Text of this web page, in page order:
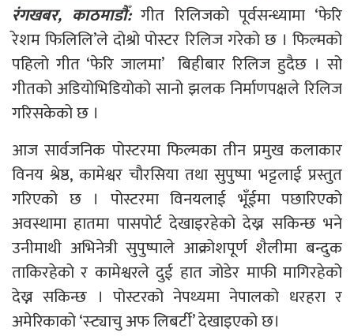
रंगखबर, काठमाडौँ:गीत रिलिजको पूर्वसन्ध्यामा ‘फेरि
रेशम फिलिलि’ले दोश्रो पोस्टर रिलिज गरेको छ । फिल्मको
पहिलो गीत ‘फेरि जालमा’ बिहीबार रिलिज हुदैछ । सो
गीतको अडियोभिडियोको सानो झलक निर्माणपक्षले रिलिज
गरिसकेको छ ।
आज सार्वजनिक पोस्टरमा फिल्मका तीन प्रमुख कलाकार
विनय श्रेष्ठ, कामेश्वर चौरसिया तथा सुपुष्पा भट्टलाई प्रस्तुत
गरिएको छ । पोस्टरमा विनयलाई भूँईमा पछारिएको
अवस्थामा हातमा पासपोर्ट देखाइरहेको देख्न सकिन्छ भने
उनीमाथी अभिनेत्री सुपुष्पाले आक्रोशपूर्ण शैलीमा बन्दुक
ताकिरहेको र कामेश्वरले दुई हात जोडेर माफी मागिरहेको
देख्न सकिन्छ । पोस्टरको नेपथ्यमा नेपालको धरहरा र
अमेरिकाको ‘स्ट्याचु अफ लिबर्टी’ देखाइएको छ।